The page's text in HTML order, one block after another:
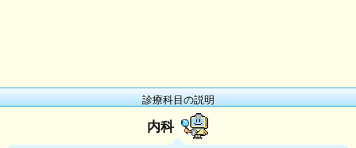
診療科目の説明
内科